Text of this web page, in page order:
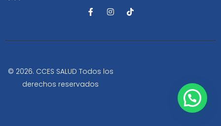
F
a
b
-
I
n
a
m
T
i
o
© 2026. CCES SALUD Todos los
derechos reservados